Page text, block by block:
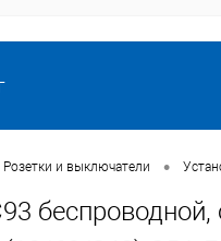
Розетки и выключатели •
беспроводной,